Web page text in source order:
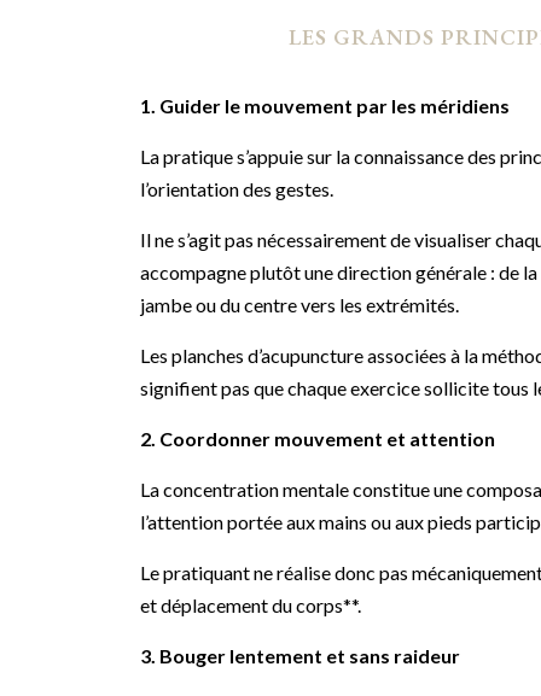
LES GRANDS
1. Guider le mouvement par les méridiens
La pratique s’appuie sur la connaissance des
l’orientation des gestes.
Il ne s’agit pas nécessairement de visualiser
accompagne plutôt une direction générale : de
jambe ou du centre vers les extrémités.
Les planches d’acupuncture associées à la
signifient pas que chaque exercice sollicite tous
2. Coordonner mouvement et attention
La concentration mentale constitue une
l’attention portée aux mains ou aux pieds
Le pratiquant ne réalise donc pas
et déplacement du corps**.
3. Bouger lentement et sans raideur